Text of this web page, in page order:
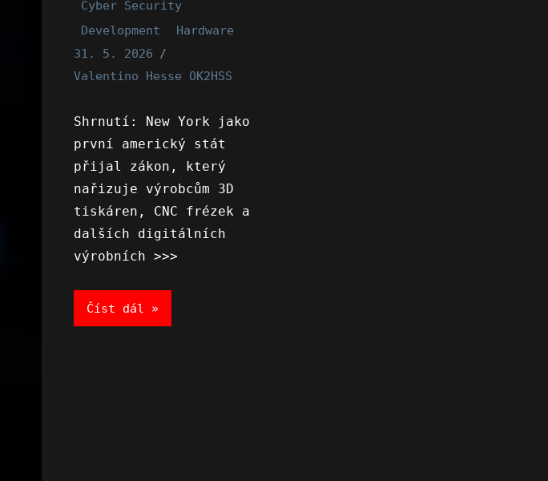
Cyber Security
Development
Hardware
31. 5. 2026
Valentino Hesse OK2HSS
Shrnutí: New York jako
první americký stát
přijal zákon, který
nařizuje výrobcům 3D
tiskáren, CNC frézek a
dalších digitálních
výrobních >>>
Číst dál